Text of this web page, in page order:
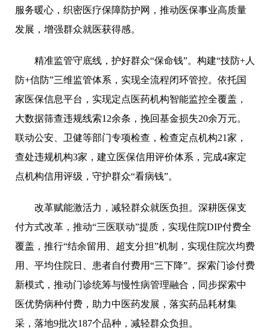
服务暖心，织密医疗保障防护网，推动医保事业高质量
发展，增强群众就医获得感。
精准监管守底线，护好群众“保命钱”。构建“技防+人
防+信防”三维监管体系，实现全流程闭环管控。依托国
家医保信息平台，实现定点医药机构智能监控全覆盖，
大数据筛查违规线索12余条，挽回基金损失20余万元。
联动公安、卫健等部门专项检查，检查定点机构21家，
查处违规机构3家，建立医保信用评价体系，完成4家定
点机构信用评级，守护群众“看病钱”。
改革赋能激活力，减轻群众就医负担。深耕医保支
付方式改革，推动“三医联动”提质，实现住院DIP付费全
覆盖，推行“结余留用、超支分担”机制，实现住院次均费
用、平均住院日、患者自付费用“三下降”。探索门诊付费
新模式，推动门诊统筹与慢性病管理融合，同步探索中
医优势病种付费，助力中医药发展，落实药品耗材集
采，落地9批次187个品种，减轻群众负担。